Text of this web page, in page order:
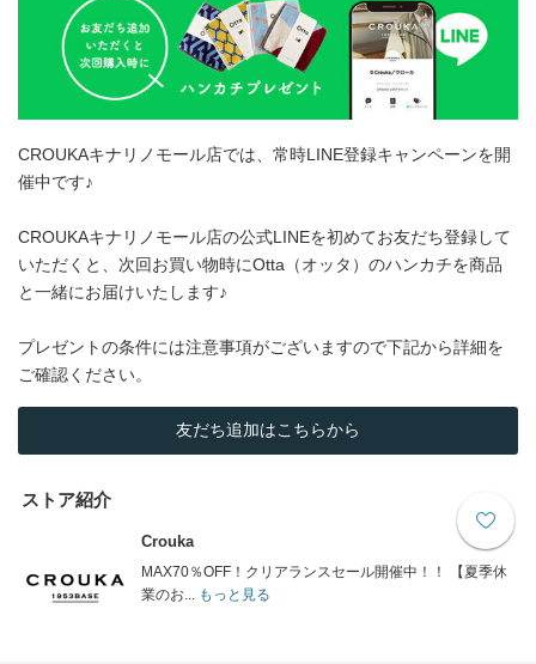
CROUKAキナリノモール店では、常時LINE登録キャンペーンを開
催中です♪
CROUKAキナリノモール店の公式LINEを初めてお友だち登録して
いただくと、次回お買い物時にOtta（オッタ）のハンカチを商品
と一緒にお届けいたします♪
プレゼントの条件には注意事項がございますので下記から詳細を
ご確認ください。
友だち追加はこちらから
ストア紹介
Crouka
MAX70％OFF！クリアランスセール開催中！！ 【夏季休
業のお...
もっと見る